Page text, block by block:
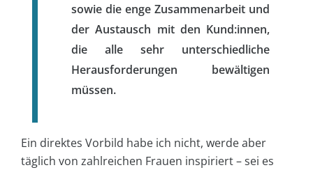
sowie die enge Zusammenarbeit und
der Austausch mit den Kund:innen,
die alle sehr unterschiedliche
Herausforderungen bewältigen
müssen.
Ein direktes Vorbild habe ich nicht, werde aber
täglich von zahlreichen Frauen inspiriert – sei es